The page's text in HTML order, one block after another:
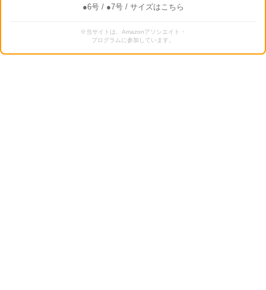
●6号/ ●7号/ サイズはこちら
※当サイトは、Amazonアソシエイト・
プログラムに参加しています。